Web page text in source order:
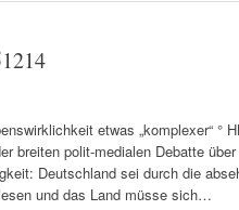
etwas „komplexer“ °
breiten polit-medialen Debatte
Deutschland sei durch die
und das Land müsse sich…